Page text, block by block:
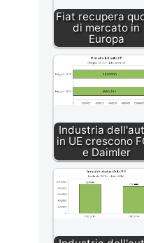
Fiat recupera
di mercato in
Europa
Industria
in UE crescono
e Daimler